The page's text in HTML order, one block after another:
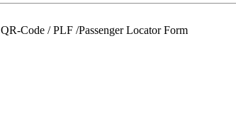
QR-Code / PLF /Passenger Locator Form